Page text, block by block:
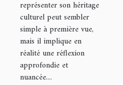
représenter son héritage
culturel peut sembler
simple à première vue,
mais il implique en
réalité une réflexion
approfondie et
nuancée....